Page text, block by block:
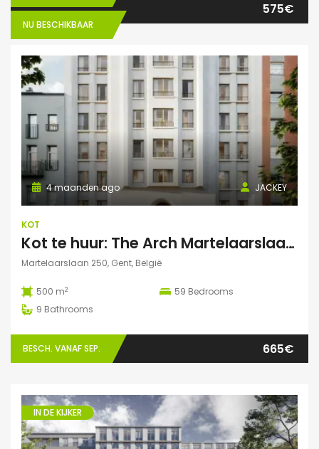
NU BESCHIKBAAR
575€
JACKEY
4 maanden ago
KOT
Kot te huur: The Arch Martelaarslaan 250
Martelaarslaan 250, Gent, België
500 m2 59 Bedrooms
9 Bathrooms
BESCH. VANAF SEP. 665€
IN DE KIJKER